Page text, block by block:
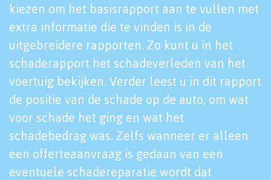
kiezen om het basisrapport aan te vullen met
extra informatie die te vinden is in de
uitgebreidere rapporten. Zo kunt u in het
schaderapport het schadeverleden van het
voertuig bekijken. Verder leest u in dit rapport
de positie van de schade op de auto, om wat
voor schade het ging en wat het
schadebedrag was. Zelfs wanneer er alleen
een offerteaanvraag is gedaan van een
eventuele schadereparatie wordt dat